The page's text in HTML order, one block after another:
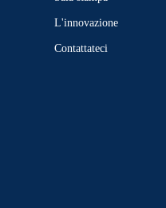
L'innovazione
Contattateci